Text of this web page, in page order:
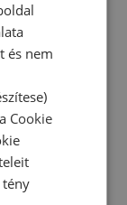
a tervezők
A
és a
logója a
mind a sport,
melegítő
és nem
Cookie
tény